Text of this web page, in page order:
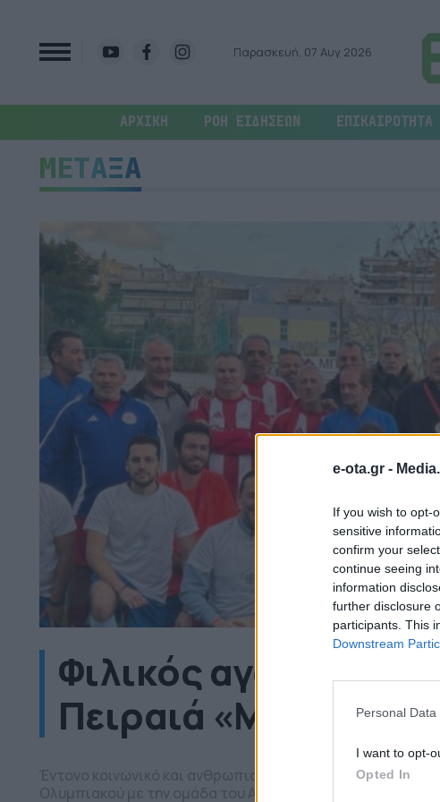
e-ota.gr -
If you wish to opt-
sensitive
confirm your
continue seeing
information
further disclosure
participants. This
Downstream
Personal
I want to opt-
Opted In
Παρασκευή, 07 Αυγ 2026
ΑΡΧΙΚΗ ΡΟΗ ΕΙΔΗΣΕΩΝ ΕΠΙΚΑΙΡΟΤΗΤΑ
ΜΕΤΑΞΑ
Φιλικός αγώνας για
Πειραιά «Μεταξά»
Έντονο κοινωνικό και ανθρωπιστικό χαρακτήρα είχε ο